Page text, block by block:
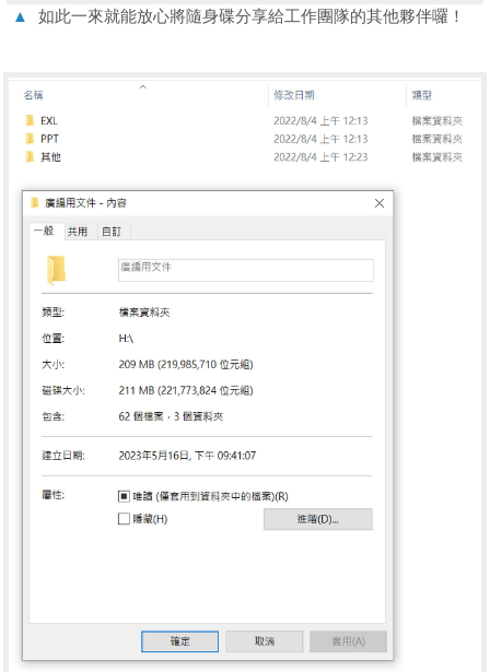
▲ 如此一來就能放心將隨身碟分享給工作團隊的其他夥伴囉！